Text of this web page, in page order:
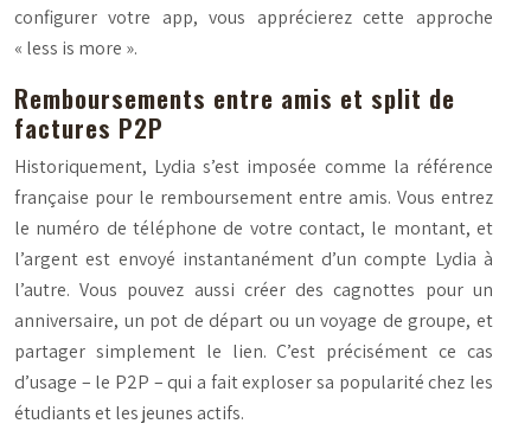
configurer votre app, vous apprécierez cette approche
« less is more ».
Remboursements entre amis et split de
factures P2P
Historiquement, Lydia s’est imposée comme la référence
française pour le remboursement entre amis. Vous entrez
le numéro de téléphone de votre contact, le montant, et
l’argent est envoyé instantanément d’un compte Lydia à
l’autre. Vous pouvez aussi créer des cagnottes pour un
anniversaire, un pot de départ ou un voyage de groupe, et
partager simplement le lien. C’est précisément ce cas
d’usage – le P2P – qui a fait exploser sa popularité chez les
étudiants et les jeunes actifs.